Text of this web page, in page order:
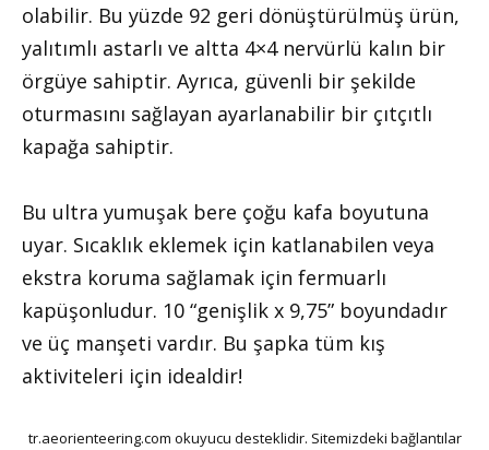
olabilir. Bu yüzde 92 geri dönüştürülmüş ürün,
yalıtımlı astarlı ve altta 4×4 nervürlü kalın bir
örgüye sahiptir. Ayrıca, güvenli bir şekilde
oturmasını sağlayan ayarlanabilir bir çıtçıtlı
kapağa sahiptir.
Bu ultra yumuşak bere çoğu kafa boyutuna
uyar. Sıcaklık eklemek için katlanabilen veya
ekstra koruma sağlamak için fermuarlı
kapüşonludur. 10 “genişlik x 9,75” boyundadır
ve üç manşeti vardır. Bu şapka tüm kış
aktiviteleri için idealdir!
tr.aeorienteering.com okuyucu desteklidir. Sitemizdeki bağlantılar